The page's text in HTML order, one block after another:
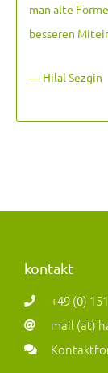
man alte
besseren
― Hilal Sezgin
kontakt
+49 (0)
mail (at)